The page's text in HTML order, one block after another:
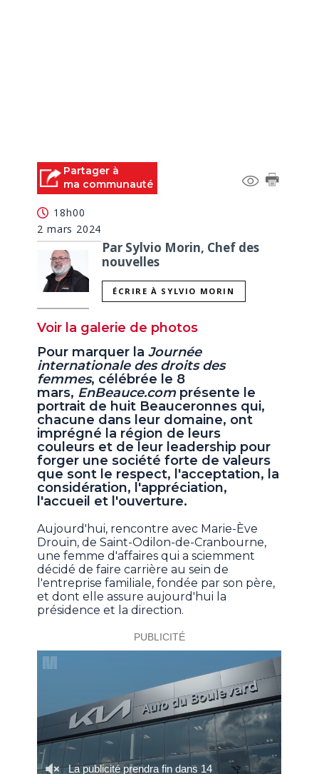
Partager à
ma communauté
18h00
2 mars 2024
Par Sylvio Morin, Chef des
nouvelles
ÉCRIRE À SYLVIO MORIN
Voir la galerie de photos
Pour marquer laJournée
internationale des droits des
femmes, célébrée le 8
mars, EnBeauce.com présente le
portrait de huit Beauceronnes qui,
chacune dans leur domaine, ont
imprégné la région de leurs
couleurs et de leur leadership pour
forger une société forte de valeurs
que sont le respect, l'acceptation, la
considération, l'appréciation,
l'accueil et l'ouverture.
Aujourd'hui, rencontre avec Marie-Ève
Drouin, de Saint-Odilon-de-Cranbourne,
une femme d'affaires qui a sciemment
décidé de faire carrière au sein de
l'entreprise familiale, fondée par son père,
et dont elle assure aujourd'hui la
présidence et la direction.